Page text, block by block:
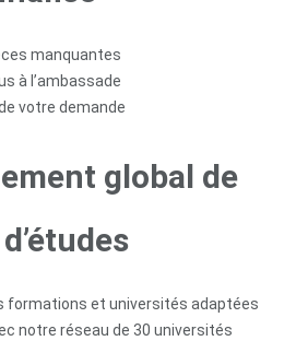
manquantes
à l’ambassade
votre demande
global de
formations et universités adaptées
notre réseau de 30 universités